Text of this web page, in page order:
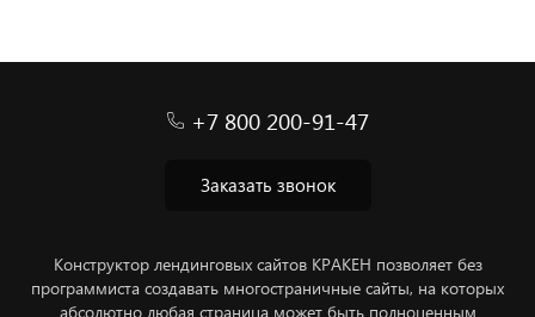
+7 800 200-91-47
Заказать звонок
Конструктор лендинговых сайтов КРАКЕН позволяет без
программиста создавать многостраничные сайты, на которых
абсолютно любая страница может быть полноценным